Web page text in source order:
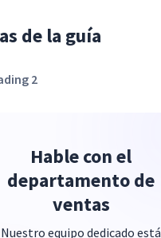
de la guía
2
Hable con el
departamento de
ventas
Nuestro equipo dedicado está